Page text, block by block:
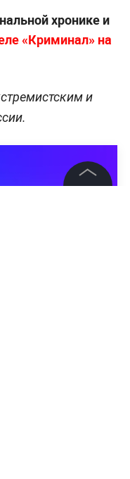
хронике и
«Криминал» на
и